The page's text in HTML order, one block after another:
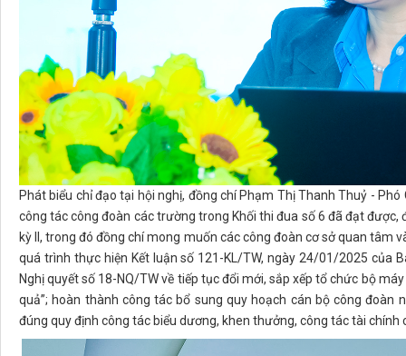
Phát biểu chỉ đạo tại hội nghị, đồng chí Phạm Thị Thanh Thuỷ -
công tác công đoàn các trường trong Khối thi đua số 6 đã đạt
kỳ II, trong đó đồng chí mong muốn các công đoàn cơ sở quan
quá trình thực hiện Kết luận số 121-KL/TW, ngày 24/01/2025 của
Nghị quyết số 18-NQ/TW về tiếp tục đổi mới, sắp xếp tổ chức bộ
quả”; hoàn thành công tác bổ sung quy hoạch cán bộ công đoàn
đúng quy định công tác biểu dương, khen thưởng, công tác tài chính